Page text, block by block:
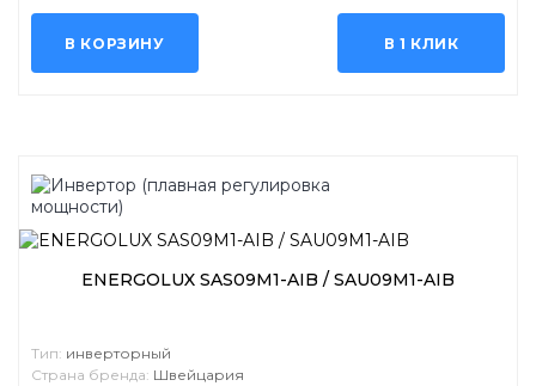
В КОРЗИНУ В 1 КЛИК
ENERGOLUX SAS09M1-AIB / SAU09M1-AIB
Тип: инверторный
Страна бренда: Швейцария